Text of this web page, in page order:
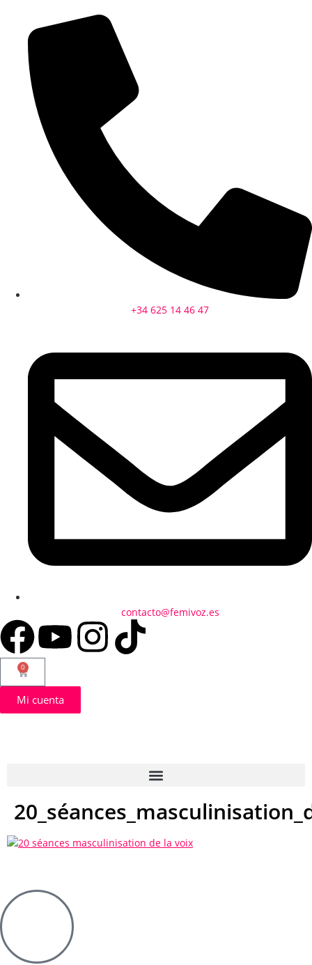
+34 625 14 46 47
contacto@femivoz.es
0
Mi cuenta